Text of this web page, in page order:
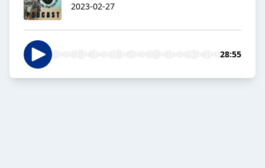
2023-02-27
28:55